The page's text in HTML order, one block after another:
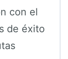
con el
de éxito